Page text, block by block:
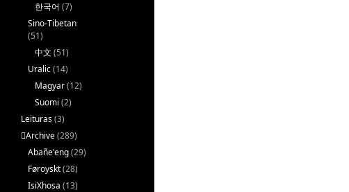
한국어 (7)
Sino-Tibetan
(51)
中文 (51)
Uralic(14)
Magyar(12)
Suomi (2)
Leituras(3)
􏿽Archive(289)
Abañe'eng(29)
Føroyskt(28)
IsiXhosa (13)